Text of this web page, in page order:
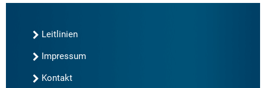
Leitlinien
Impressum
Kontakt